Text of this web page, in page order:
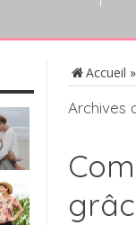
Accueil »
Archives